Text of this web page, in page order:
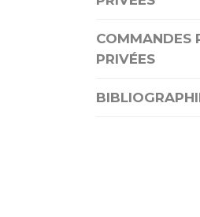
COMMANDES
PRIVÉES